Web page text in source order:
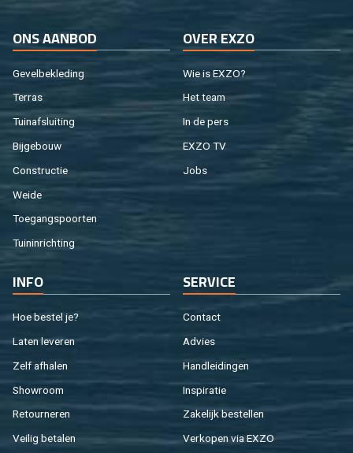
ONS AAN­BOD
Ge­vel­be­kle­ding
Ter­ras
Tuin­af­slui­ting
Bij­ge­bouw
Con­struc­tie
Weide
Toe­gangs­poor­ten
Tuin­in­rich­ting
OVER EXZO
Wie is EXZO?
Het team
In de pers
EXZO TV
Jobs
INFO
Hoe be­stel je?
Laten le­ve­ren
Zelf af­ha­len
Show­room
Re­tour­ne­ren
Vei­lig be­ta­len
SER­VI­CE
Con­tact
Ad­vies
Hand­lei­din­gen
In­spi­ra­tie
Za­ke­lijk be­stel­len
Ver­ko­pen via EXZO